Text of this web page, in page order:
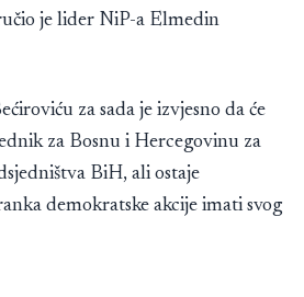
je lider NiP-a Elmedin
za sada je izvjesno da će
za Bosnu i Hercegovinu za
BiH, ali ostaje
demokratske akcije imati svog